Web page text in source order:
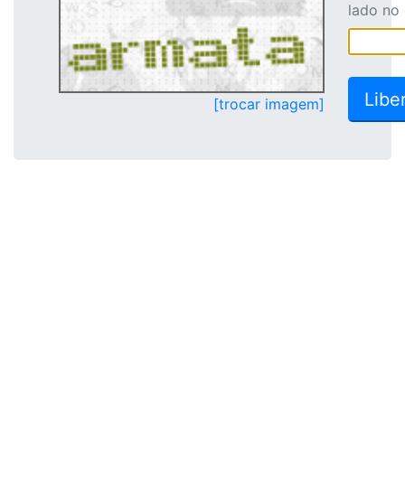
[trocar imagem]
lado no